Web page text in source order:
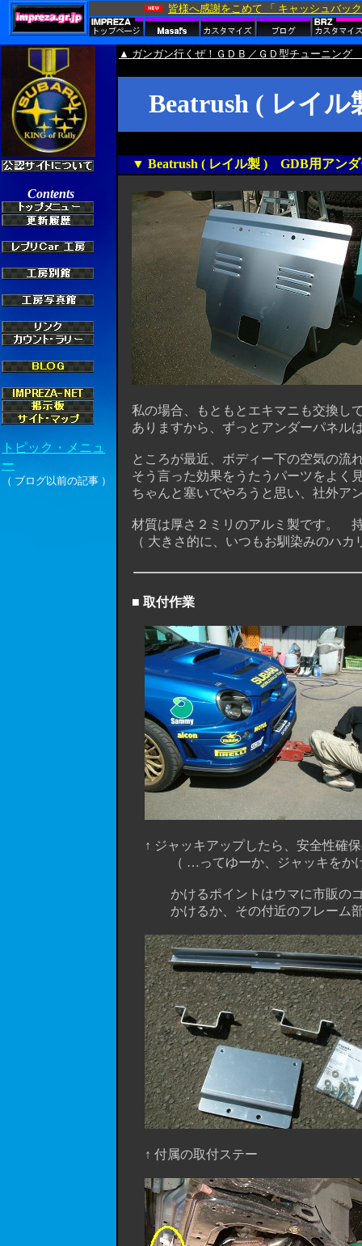
▲ ガンガン行くぜ！ＧＤＢ／ＧＤ型チューニング
Beatrush ( レイ
▼ Beatrush ( レイル製 ) GDB用アンダ
私の場合、もともとエキマニも交換し
ありますから、ずっとアンダーパネル
ところが最近、ボディー下の空気の流
そう言った効果をうたうパーツをよく
ちゃんと塞いでやろうと思い、社外ア
材質は厚さ２ミリのアルミ製です。
（ 大きさ的に、いつもお馴染みのハカ
■ 取付作業
↑ ジャッキアップしたら、安全性確保
（ …ってゆーか、ジャッキをかけた
かけるポイントはウマに市販のゴム
かけるか、その付近のフレーム部
↑ 付属の取付ステー